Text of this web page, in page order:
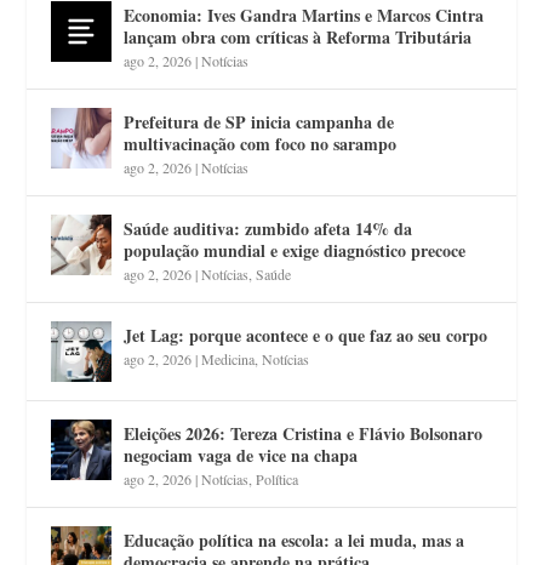
Economia: Ives Gandra Martins e Marcos Cintra
lançam obra com críticas à Reforma Tributária
ago 2, 2026|Notícias
Prefeitura de SP inicia campanha de
multivacinação com foco no sarampo
ago 2, 2026|Notícias
Saúde auditiva: zumbido afeta 14% da
população mundial e exige diagnóstico precoce
ago 2, 2026|Notícias ,Saúde
Jet Lag: porque acontece e o que faz ao seu corpo
ago 2, 2026|Medicina ,Notícias
Eleições 2026: Tereza Cristina e Flávio Bolsonaro
negociam vaga de vice na chapa
ago 2, 2026|Notícias ,Política
Educação política na escola: a lei muda, mas a